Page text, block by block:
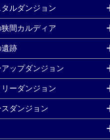
タルダンジョン
間カルディア
遺跡
ップダンジョン
リーダンジョン
ダンジョン